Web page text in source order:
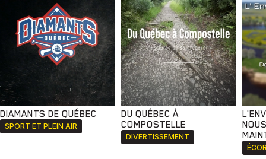
DIAMANTS DE QUÉBEC
SPORT ET PLEIN AIR
DU QUÉBEC À
COMPOSTELLE
DIVERTISSEMENT